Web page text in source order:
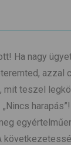
Ha nagy
azzal
mit teszel